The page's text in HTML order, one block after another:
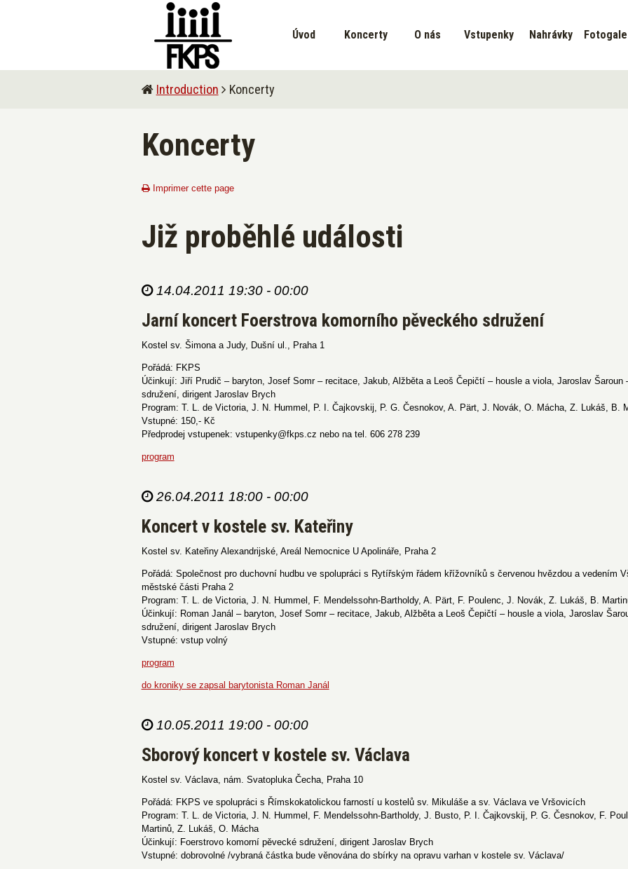
Úvod Koncerty O nás Vstupenky Nahrávky
Introduction Koncerty
Koncerty
Imprimer cette page
Již proběhlé události
14.04.2011 19:30 - 00:00
Jarní koncert Foerstrova komorního pěveckého sdružení
Kostel sv. Šimona a Judy, Dušní ul., Praha 1
Pořádá: FKPS
Účinkují: Jiří Prudič – baryton, Josef Somr – recitace, Jakub, Alžběta a Leoš Čepičtí – housle a viola, Jaroslav
sdružení, dirigent Jaroslav Brych
Program: T. L. de Victoria, J. N. Hummel, P. I. Čajkovskij, P. G. Česnokov, A. Pärt, J. Novák, O. Mácha, Z. Lukáš, B.
Vstupné: 150,- Kč
Předprodej vstupenek: vstupenky@fkps.cz nebo na tel. 606 278 239
program
26.04.2011 18:00 - 00:00
Koncert v kostele sv. Kateřiny
Kostel sv. Kateřiny Alexandrijské, Areál Nemocnice U Apolináře, Praha 2
Pořádá: Společnost pro duchovní hudbu ve spolupráci s Rytířským řádem křížovníků s červenou hvězdou a vedením
městské části Praha 2
Program: T. L. de Victoria, J. N. Hummel, F. Mendelssohn-Bartholdy, A. Pärt, F. Poulenc, J. Novák, Z. Lukáš, B.
Účinkují: Roman Janál – baryton, Josef Somr – recitace, Jakub, Alžběta a Leoš Čepičtí – housle a viola, Jaroslav
sdružení, dirigent Jaroslav Brych
Vstupné: vstup volný
program
do kroniky se zapsal barytonista Roman Janál
10.05.2011 19:00 - 00:00
Sborový koncert v kostele sv. Václava
Kostel sv. Václava, nám. Svatopluka Čecha, Praha 10
Pořádá: FKPS ve spolupráci s Římskokatolickou farností u kostelů sv. Mikuláše a sv. Václava ve Vršovicích
Program: T. L. de Victoria, J. N. Hummel, F. Mendelssohn-Bartholdy, J. Busto, P. I. Čajkovskij, P. G. Česnokov, F.
Martinů, Z. Lukáš, O. Mácha
Účinkují: Foerstrovo komorní pěvecké sdružení, dirigent Jaroslav Brych
Vstupné: dobrovolné /vybraná částka bude věnována do sbírky na opravu varhan v kostele sv. Václava/